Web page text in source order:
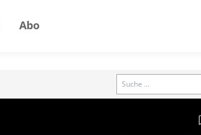
Abo
Search